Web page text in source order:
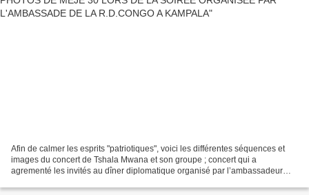
Afin de calmer les esprits "patriotiques", voici les différentes séquences et
images du concert de Tshala Mwana et son groupe ; concert qui a
agrementé les invités au dîner diplomatique organisé par l’ambassadeur